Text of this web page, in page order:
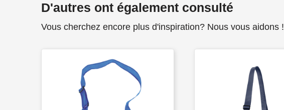
D'autres ont également consulté
Vous cherchez encore plus d'inspiration? Nous vous aidons !